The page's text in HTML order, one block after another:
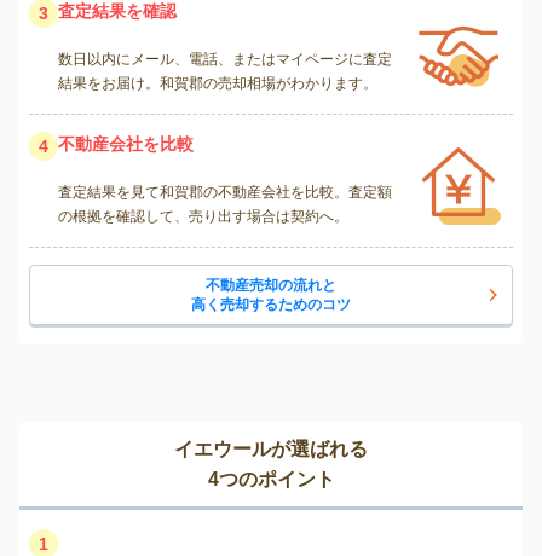
3 査定結果を確認
数日以内にメール、電話、またはマイページに査定
結果をお届け。和賀郡の売却相場がわかります。
4 不動産会社を比較
査定結果を見て和賀郡の不動産会社を比較。査定額
の根拠を確認して、売り出す場合は契約へ。
不動産売却の流れと
高く売却するためのコツ
イエウールが選ばれる
4つのポイント
1